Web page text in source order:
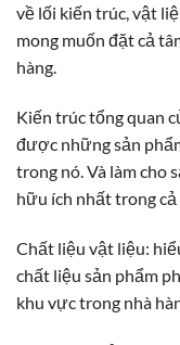
về lối kiến trúc, vật
mong muốn đặt cả
hàng.
Kiến trúc tổng quan
được những sản
trong nó. Và làm cho
hữu ích nhất trong cả
Chất liệu vật liệu:
chất liệu sản phẩm
khu vực trong nhà